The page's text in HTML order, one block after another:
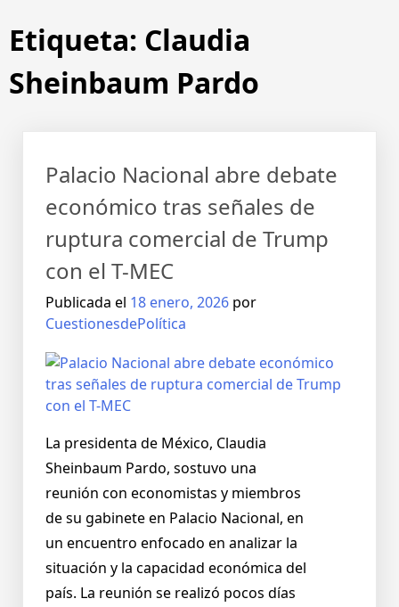
Etiqueta: Claudia
Sheinbaum Pardo
Palacio Nacional abre debate
económico tras señales de
ruptura comercial de Trump
con el T-MEC
Publicada el 18 enero, 2026 por
CuestionesdePolítica
La presidenta de México, Claudia
Sheinbaum Pardo, sostuvo una
reunión con economistas y miembros
de su gabinete en Palacio Nacional, en
un encuentro enfocado en analizar la
situación y la capacidad económica del
país. La reunión se realizó pocos días